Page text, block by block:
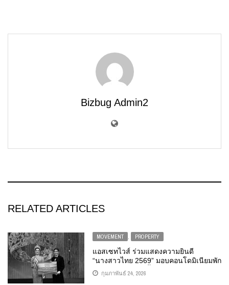
Bizbug Admin2
RELATED ARTICLES
MOVEMENT , PROPERTY
แอสเซทไวส์ ร่วมแสดงความยินดี
“นางสาวไทย 2569” มอบคอนโดมิเนียมพัก
อาศัยฟรี 1 ปี ตอกย้ำ #คอนโดนางงาม ส่ง
เสริมศักยภาพและไลฟ์สไตล์ผู้หญิงยุคใหม่
กุมภาพันธ์ 24, 2026